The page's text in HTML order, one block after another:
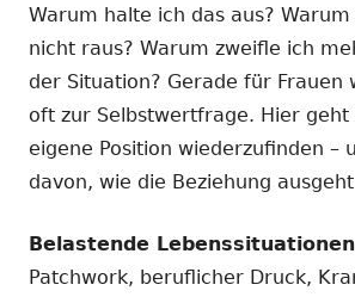
Warum halte ich das aus?
nicht raus? Warum zweifle ich
der Situation? Gerade für Frauen
oft zur Selbstwertfrage. Hier geht
eigene Position wiederzufinden –
davon, wie die Beziehung
Belastende Lebenssituationen
Patchwork, beruflicher Druck,